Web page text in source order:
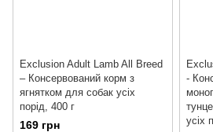
Exclusion Adult Lamb All Breed
– Консервований корм з
ягнятком для собак усіх
порід, 400 г
169 грн
-
усіх